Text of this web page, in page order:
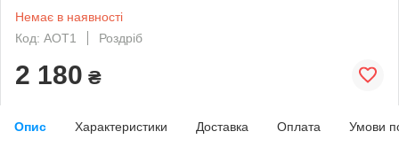
Немає в наявності
Код: АОТ1
Роздріб
2 180 ₴
Опис Характеристики Доставка Оплата Умови